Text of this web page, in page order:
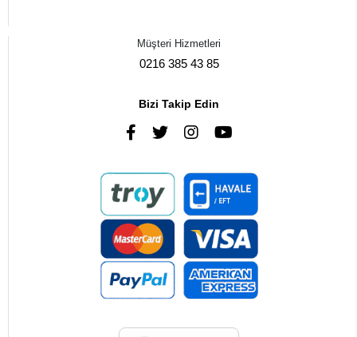
Müşteri Hizmetleri
0216 385 43 85
Bizi Takip Edin